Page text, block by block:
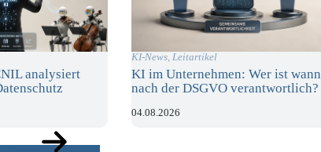
analysiert
KI-News Leitartikel
KI im Unternehmen: Wer ist wann
nach der DSGVO verantwortlich?
04.08.2026